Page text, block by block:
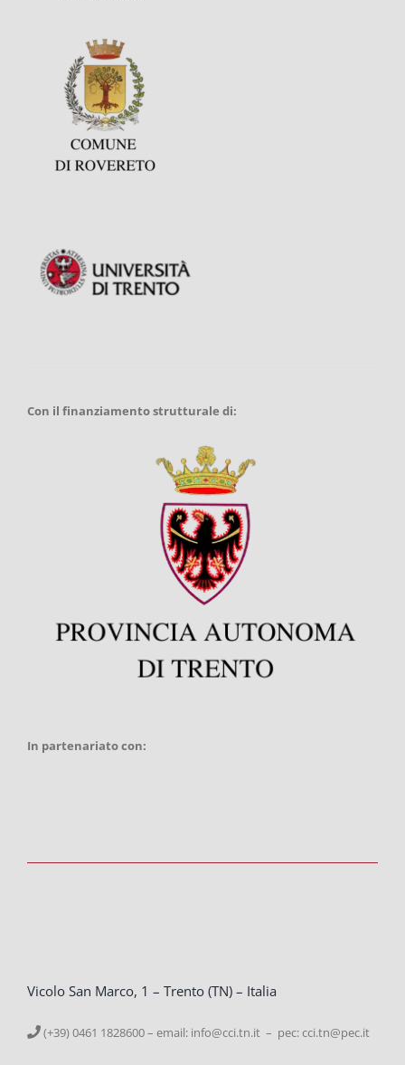
Con il finanziamento strutturale di:
In partenariato con:
Vicolo San Marco, 1 – Trento (TN) – Italia
(+39) 0461 1828600 – email: info@cci.tn.it – pec: cci.tn@pec.it